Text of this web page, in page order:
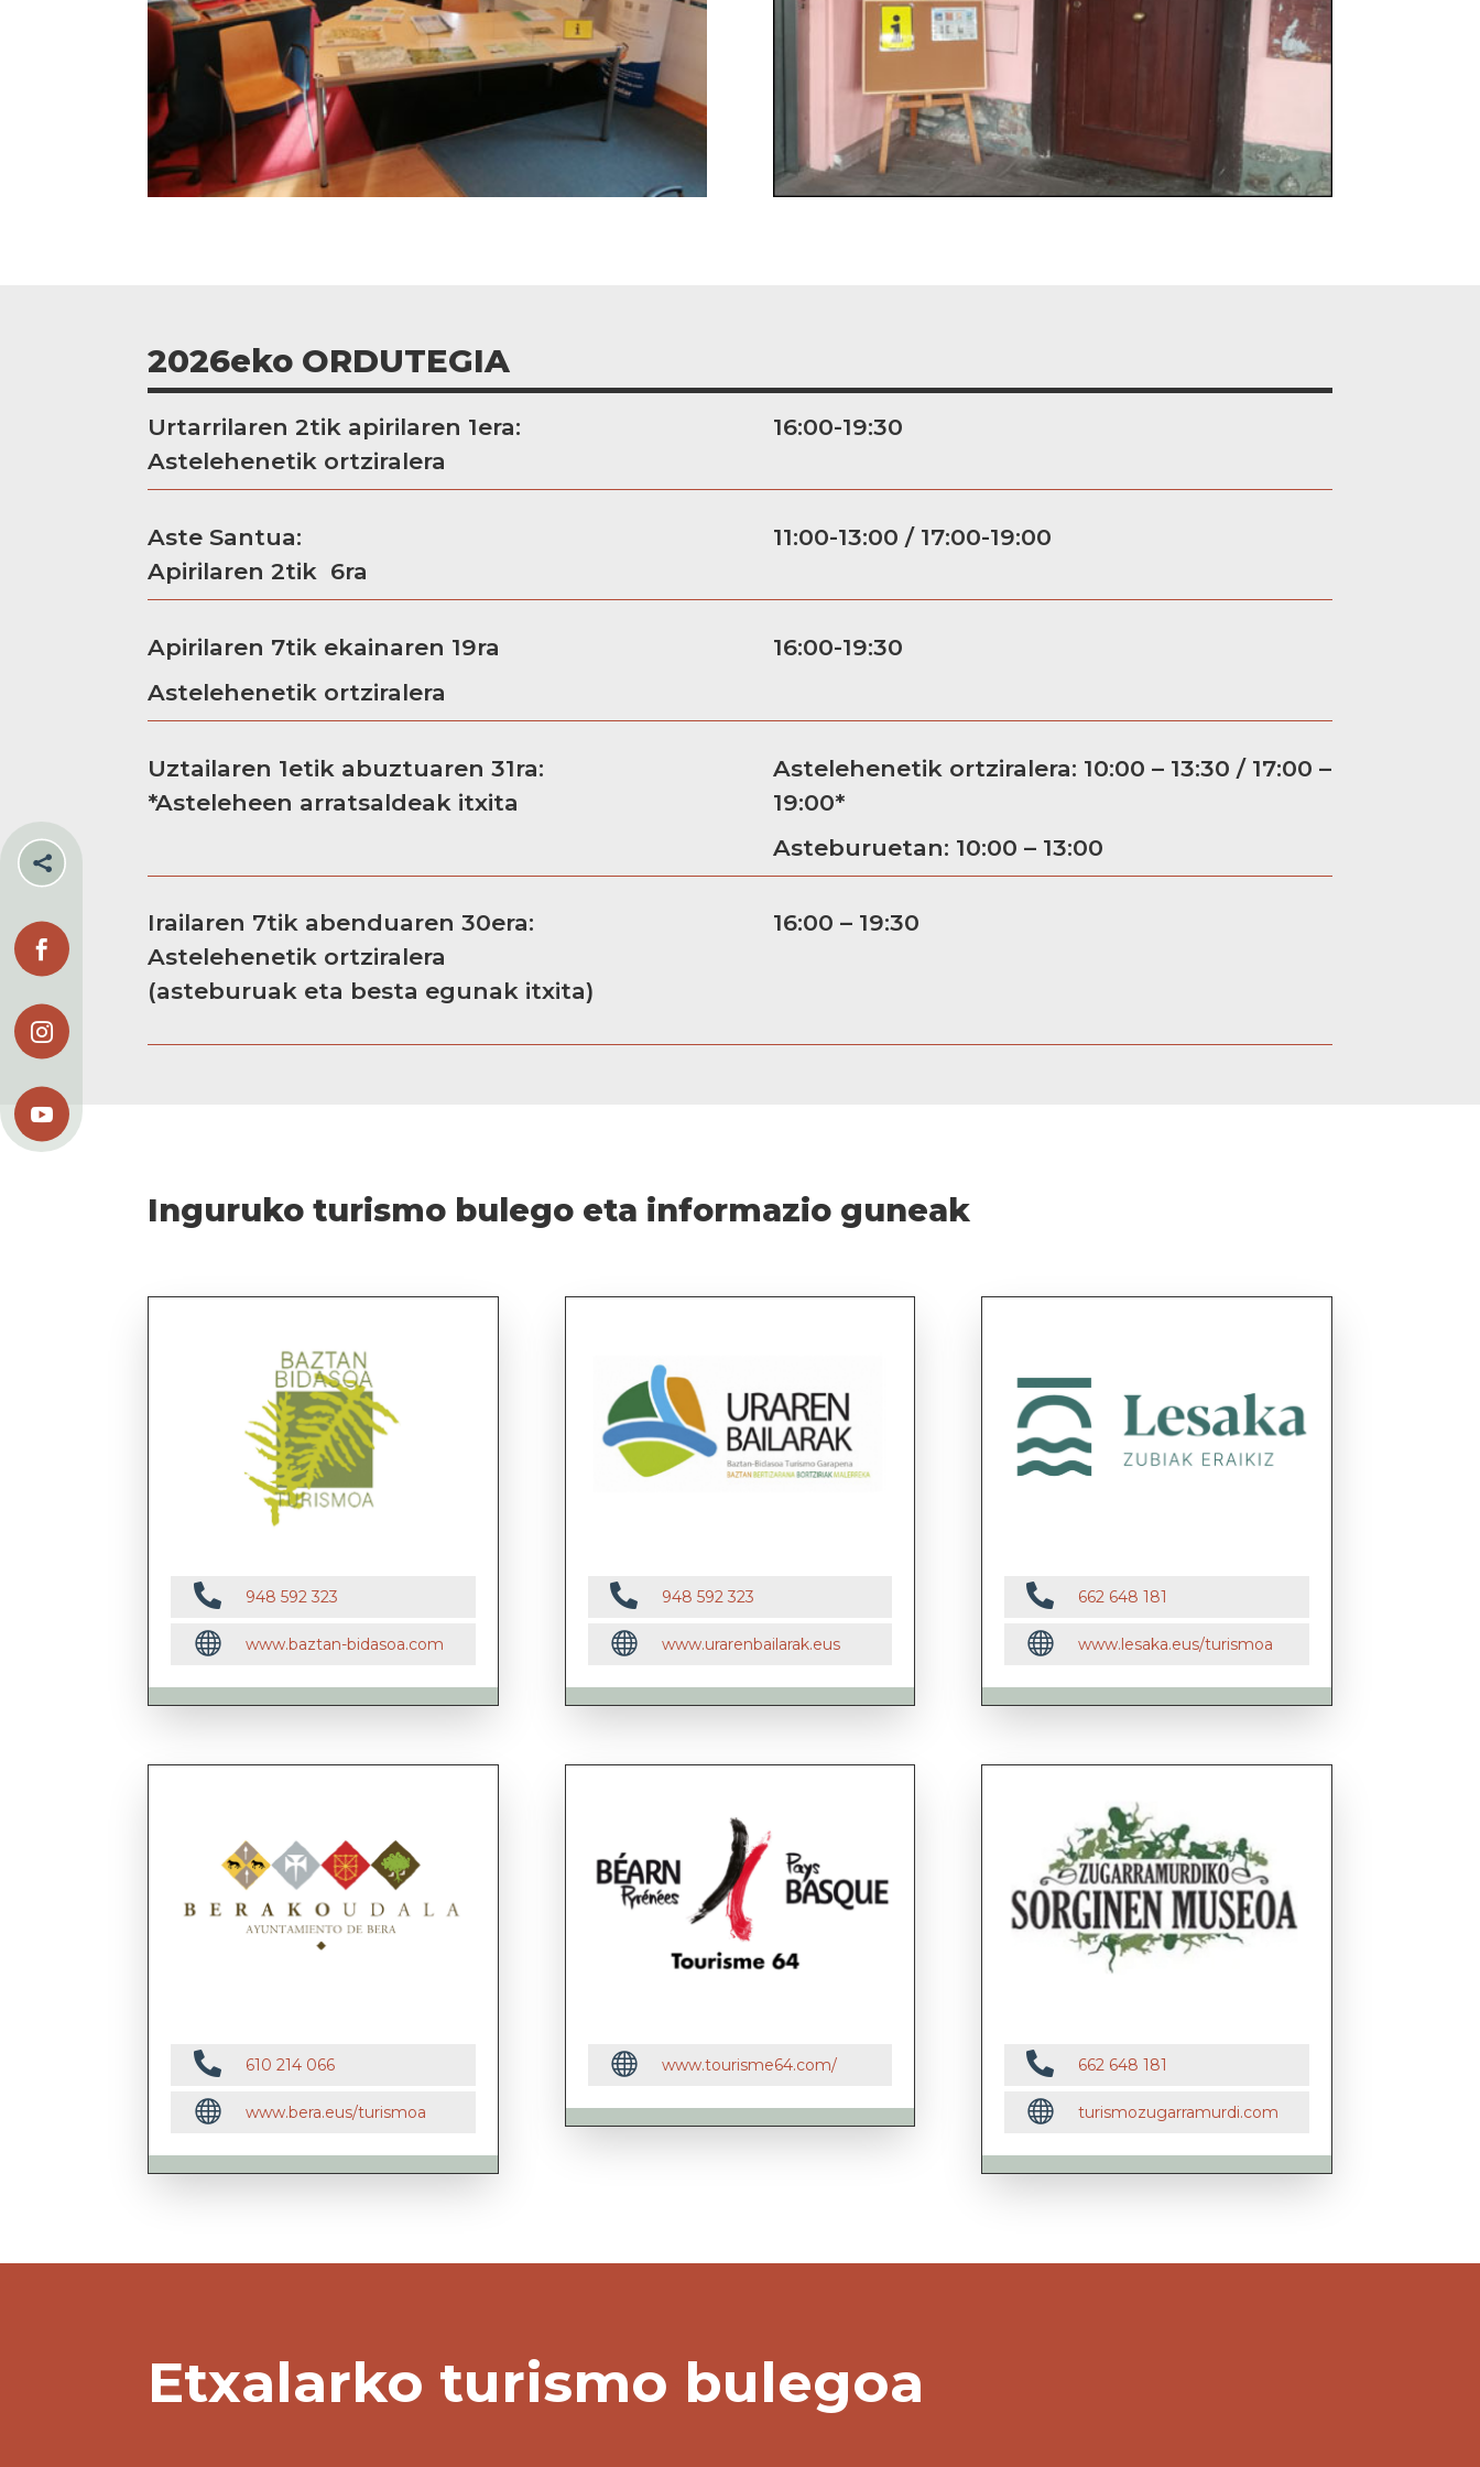




2026eko ORDUTEGIA
Urtarrilaren 2tik apirilaren 1era:
Astelehenetik ortziralera
16:00-19:30
Aste Santua:
Apirilaren 2tik 6ra
11:00-13:00 / 17:00-19:00
Apirilaren 7tik ekainaren 19ra
Astelehenetik ortziralera
16:00-19:30
Uztailaren 1etik abuztuaren 31ra:
*Asteleheen arratsaldeak itxita
Astelehenetik ortziralera: 10:00 – 13:30 / 17:00 –
19:00*
Asteburuetan: 10:00 – 13:00
Irailaren 7tik abenduaren 30era:
Astelehenetik ortziralera
(asteburuak eta besta egunak itxita)
16:00 – 19:30
Inguruko turismo bulego eta informazio guneak
 948 592 323
 www.baztan-bidasoa.com
 948 592 323
 www.urarenbailarak.eus
 662 648 181
 www.lesaka.eus/turismoa
 610 214 066
 www.bera.eus/turismoa
 www.tourisme64.com/  662 648 181
 turismozugarramurdi.com
Etxalarko turismo bulegoa